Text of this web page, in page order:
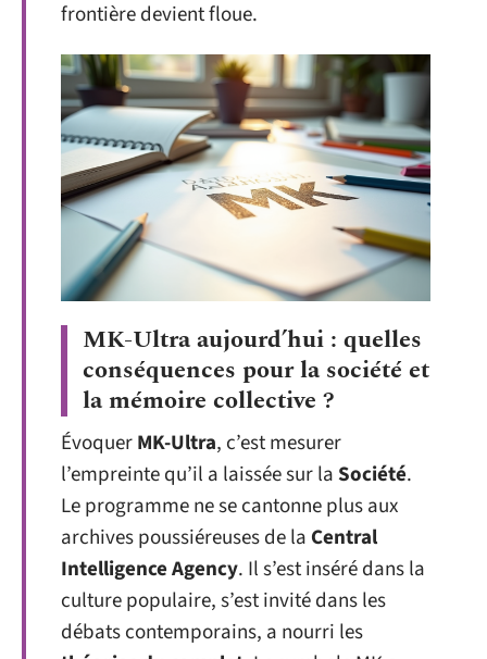
frontière devient floue.
MK-Ultra aujourd’hui : quelles
conséquences pour la société et
la mémoire collective ?
ÉvoquerMK-Ultra, c’est mesurer
l’empreinte qu’il a laissée sur laSociété.
Le programme ne se cantonne plus aux
archives poussiéreuses de la Central
Intelligence Agency. Il s’est inséré dans la
culture populaire, s’est invité dans les
débats contemporains, a nourri les